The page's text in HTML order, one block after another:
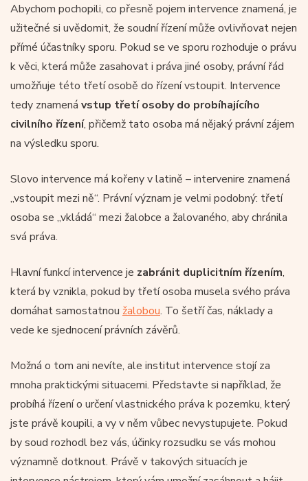
Abychom pochopili, co přesně pojem intervence znamená, je
užitečné si uvědomit, že soudní řízení může ovlivňovat nejen
přímé účastníky sporu. Pokud se ve sporu rozhoduje o právu
k věci, která může zasahovat i práva jiné osoby, právní řád
umožňuje této třetí osobě do řízení vstoupit. Intervence
tedy znamená vstup třetí osoby do probíhajícího
civilního řízení, přičemž tato osoba má nějaký právní zájem
na výsledku sporu.
Slovo intervence má kořeny v latině – intervenire znamená
„vstoupit mezi ně“. Právní význam je velmi podobný: třetí
osoba se „vkládá“ mezi žalobce a žalovaného, aby chránila
svá práva.
Hlavní funkcí intervence je zabránit duplicitním řízením,
která by vznikla, pokud by třetí osoba musela svého práva
domáhat samostatnou žalobou. To šetří čas, náklady a
vede ke sjednocení právních závěrů.
Možná o tom ani nevíte, ale institut intervence stojí za
mnoha praktickými situacemi. Představte si například, že
probíhá řízení o určení vlastnického práva k pozemku, který
jste právě koupili, a vy v něm vůbec nevystupujete. Pokud
by soud rozhodl bez vás, účinky rozsudku se vás mohou
významně dotknout. Právě v takových situacích je